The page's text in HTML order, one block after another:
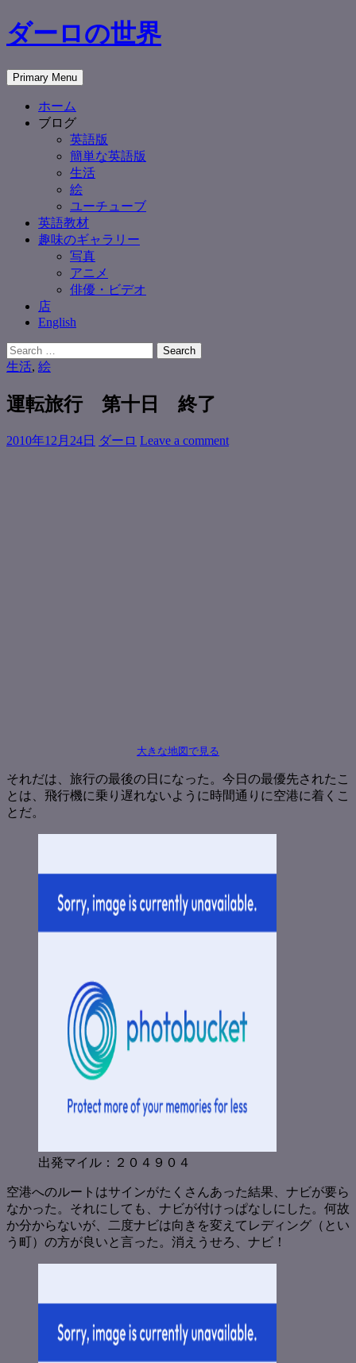
Skip
to
ダーロの世界
Search
Primary Menu
ホーム
ブログ
英語版
簡単な英語版
生活
絵
ユーチューブ
英語教材
趣味のギャラリー
写真
アニメ
俳優・ビデオ
店
English
Search
for:
生活, 絵
運転旅行 第十日 終了
2010年12月24日 ダーロ Leave a comment
大きな地図で見る
それだは、旅行の最後の日になった。今日の最優先されたこ
とは、飛行機に乗り遅れないように時間通りに空港に着くこ
とだ。
出発マイル：２０４９０４
空港へのルートはサインがたくさんあった結果、ナビが要ら
なかった。それにしても、ナビが付けっぱなしにした。何故
か分からないが、二度ナビは向きを変えてレディング（とい
う町）の方が良いと言った。消えうせろ、ナビ！